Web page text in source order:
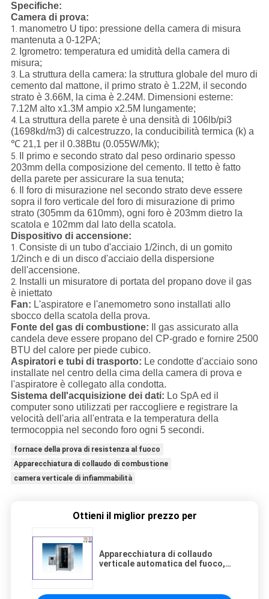
Specifiche:
Camera di prova:
1. manometro U tipo: pressione della camera di misura
mantenuta a 0-12PA;
2. Igrometro: temperatura ed umidità della camera di
misura;
3. La struttura della camera: la struttura globale del muro di
cemento dal mattone, il primo strato è 1.22M, il secondo
strato è 3.66M, la cima è 2.24M. Dimensioni esterne:
7.12M alto x1.3M ampio x2.5M lungamente;
4. La struttura della parete è una densità di 106lb/pi3
(1698kd/m3) di calcestruzzo, la conducibilità termica (k) a
℃ 21,1 per il 0.38Btu (0.055W/Mk);
5.
Il primo e secondo strato dal peso ordinario spesso
203mm della composizione del cemento. Il tetto è fatto
della parete per assicurare la sua tenuta;
6.
Il foro di misurazione nel secondo strato deve essere
sopra il foro verticale del foro di misurazione di primo
strato (305mm da 610mm), ogni foro è 203mm dietro la
scatola e 102mm dal lato della scatola.
Dispositivo di accensione:
1. Consiste di un tubo d'acciaio 1/2inch, di un gomito
1/2inch e di un disco d'acciaio della dispersione
dell'accensione.
2. Installi un misuratore di portata del propano dove il gas
è iniettato
Fan: L'aspiratore e l'anemometro sono installati allo
sbocco della scatola della prova.
Fonte del gas di combustione: Il gas assicurato alla
candela deve essere propano del CP-grado e fornire 2500
BTU del calore per piede cubico.
Aspiratori e tubi di trasporto: Le condotte d'acciaio sono
installate nel centro della cima della camera di prova e
l'aspiratore è collegato alla condotta.
Sistema dell'acquisizione dei dati: Lo SpA ed il
computer sono utilizzati per raccogliere e registrare la
velocità dell'aria all'entrata e la temperatura della
termocoppia nel secondo foro ogni 5 secondi.
fornace della prova di resistenza al fuoco
Apparecchiatura di collaudo di combustione
camera verticale di infiammabilità
Ottieni il miglior prezzo per
Apparecchiatura di collaudo
verticale automatica del fuoco,